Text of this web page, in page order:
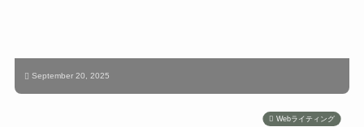
September 20, 2025
Webライティング